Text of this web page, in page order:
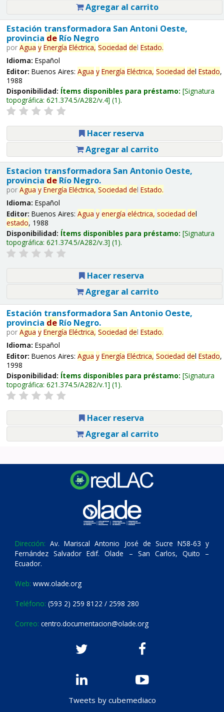
Agregar al carrito
Estación transformadora San Antoni Oeste,
provincia deRío Negro
por Agua y Energía Eléctrica, Sociedad del Estado.
Idioma: Español
Editor: Buenos Aires: Agua y Energía Eléctrica, Sociedad del Estado,
1988
Disponibilidad: Ítems disponibles para préstamo: Signatura
topográfica: 621.374.5/A282/v.4 (1).
Hacer reserva
Agregar al carrito
Estacion transformadora San Antonio Oeste,
provincia deRío Negro.
por Agua y Energía Eléctrica, Sociedad del Estado.
Idioma: Español
Editor: Buenos Aires: Agua y energía eléctrica, sociedad del
estado, 1988
Disponibilidad: Ítems disponibles para préstamo: Signatura
topográfica: 621.374.5/A282/v.3 (1).
Hacer reserva
Agregar al carrito
Estación transformadora San Antonio Oeste,
provincia deRío Negro.
por Agua y Energía Eléctrica, Sociedad del Estado.
Idioma: Español
Editor: Buenos Aires: Agua y Energía Eléctrica, Sociedad del Estado,
1998
Disponibilidad: Ítems disponibles para préstamo: Signatura
topográfica: 621.374.5/A282/v.1 (1).
Hacer reserva
Agregar al carrito
Dirección: Av. Mariscal Antonio José de Sucre N58-63 y
Fernández Salvador Edif. Olade – San Carlos, Quito –
Ecuador.
Web: www.olade.org
Teléfono: (593 2) 259 8122 / 2598 280
Correo: centro.documentacion@olade.org
Tweets by cubemediaco